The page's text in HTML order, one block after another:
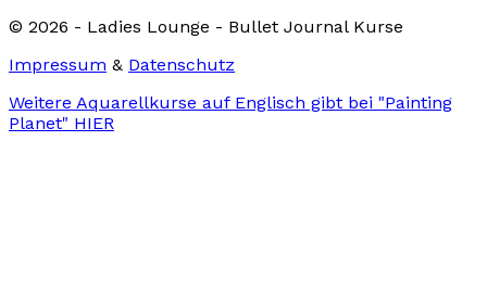
© 2026 - Ladies Lounge - Bullet Journal Kurse
Impressum & Datenschutz
Weitere Aquarellkurse auf Englisch gibt bei "Painting
Planet" HIER